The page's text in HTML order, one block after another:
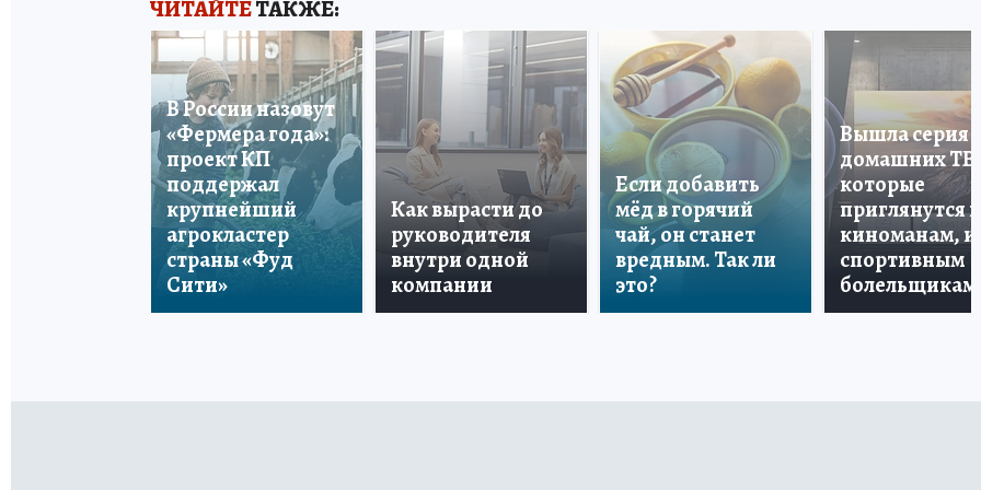
ЧИТАЙТЕТАКЖЕ:
В России назовут
«Фермера года»:
проект КП
поддержал
крупнейший
агрокластер
страны «Фуд
Сити»
Как вырасти до
руководителя
внутри одной
компании
Если добавить
мёд в горячий
чай, он станет
вредным. Так ли
это?
Вышла серия
домашних ТВ,
которые
приглянутся и
киноманам, и
спортивным
болельщикам